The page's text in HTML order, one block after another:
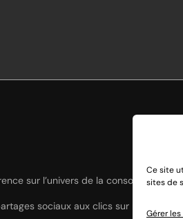
Ce site
sites de
Gérer
sur l’univers de la console hybride
sociaux aux clics sur nos liens